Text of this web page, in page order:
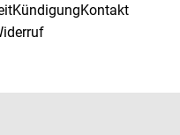
KündigungKontakt